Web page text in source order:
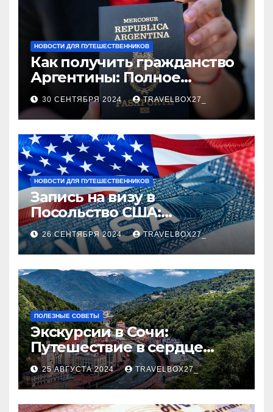
НОВОСТИ ДЛЯ ПУТЕШЕСТВЕННИКОВ
Как получить гражданство
Аргентины: Полное
руководство
30 СЕНТЯБРЯ 2024 TRAVELBOX27_
НОВОСТИ ДЛЯ ПУТЕШЕСТВЕННИКОВ
Запись на визу в
Посольство США:
Пошаговое руководство
26 СЕНТЯБРЯ 2024 TRAVELBOX27_
ПОЛЕЗНЫЕ СОВЕТЫ
Экскурсии в Сочи:
Путешествие в сердце
Черноморского курорта
25 АВГУСТА 2024 TRAVELBOX27_